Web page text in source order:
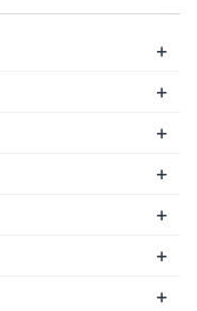
+
+
+
+
+
+
+